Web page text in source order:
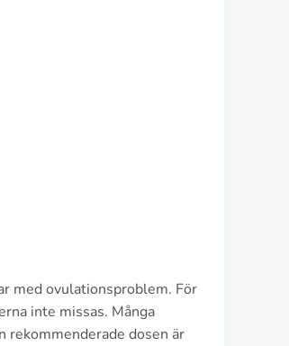
med ovulationsproblem. För
inte missas. Många
dosen är